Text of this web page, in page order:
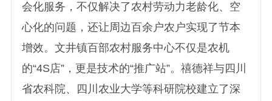
会化服务，不仅解决了农村劳动力老龄化、空
心化的问题，还让周边百余户农户实现了节本
增效。文井镇百部农村服务中心不仅是农机
的“4S店”，更是技术的“推广站”。禧德祥与四川
省农科院、四川农业大学等科研院校建立了深